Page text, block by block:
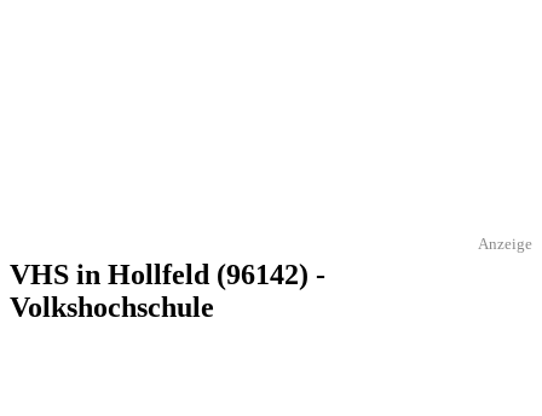
Anzeige
VHS in Hollfeld (96142) -
Volkshochschule